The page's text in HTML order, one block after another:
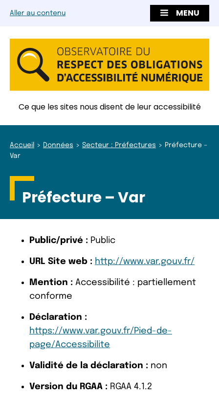
Aller au contenu MENU
Ce que les sites nous disent de leur accessibilité
Accueil Données Secteur : Préfectures
Préfecture –
Var
Préfecture – Var
Public/privé : Public
URL Site web : http://www.var.gouv.fr/
Mention : Accessibilité : partiellement
conforme
Déclaration :
https://www.var.gouv.fr/Pied-de-
page/Accessibilite
Validité de la déclaration : non
Version du RGAA : RGAA 4.1.2